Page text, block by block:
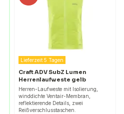
Lieferzeit 5 Tagen
Craft ADV SubZ Lumen
Herrenlaufweste gelb
Herren-Laufweste mit Isolierung,
winddichte Ventair-Membran,
reflektierende Details, zwei
Reißverschlusstaschen.